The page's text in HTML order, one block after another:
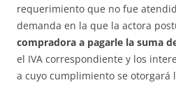
requerimiento que no fue
demanda en la que la actora
compradora a pagarle la suma
el IVA correspondiente y los
a cuyo cumplimiento se otorgará